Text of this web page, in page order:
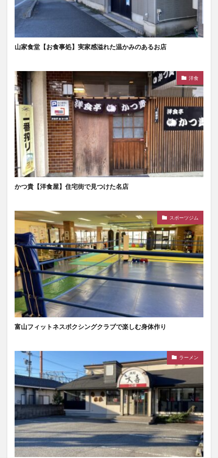
山家食堂【お食事処】実家感溢れた温かみのあるお店
洋食
かつ貴【洋食屋】住宅街で見つけた名店
スポーツジム
富山フィットネスボクシングクラブで楽しむ身体作り
ラーメン